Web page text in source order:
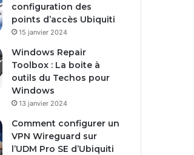
configuration des
points d’accès Ubiquiti
15 janvier 2024
Windows Repair
Toolbox : La boite à
outils du Techos pour
Windows
13 janvier 2024
Comment configurer un
VPN Wireguard sur
l’UDM Pro SE d’Ubiquiti